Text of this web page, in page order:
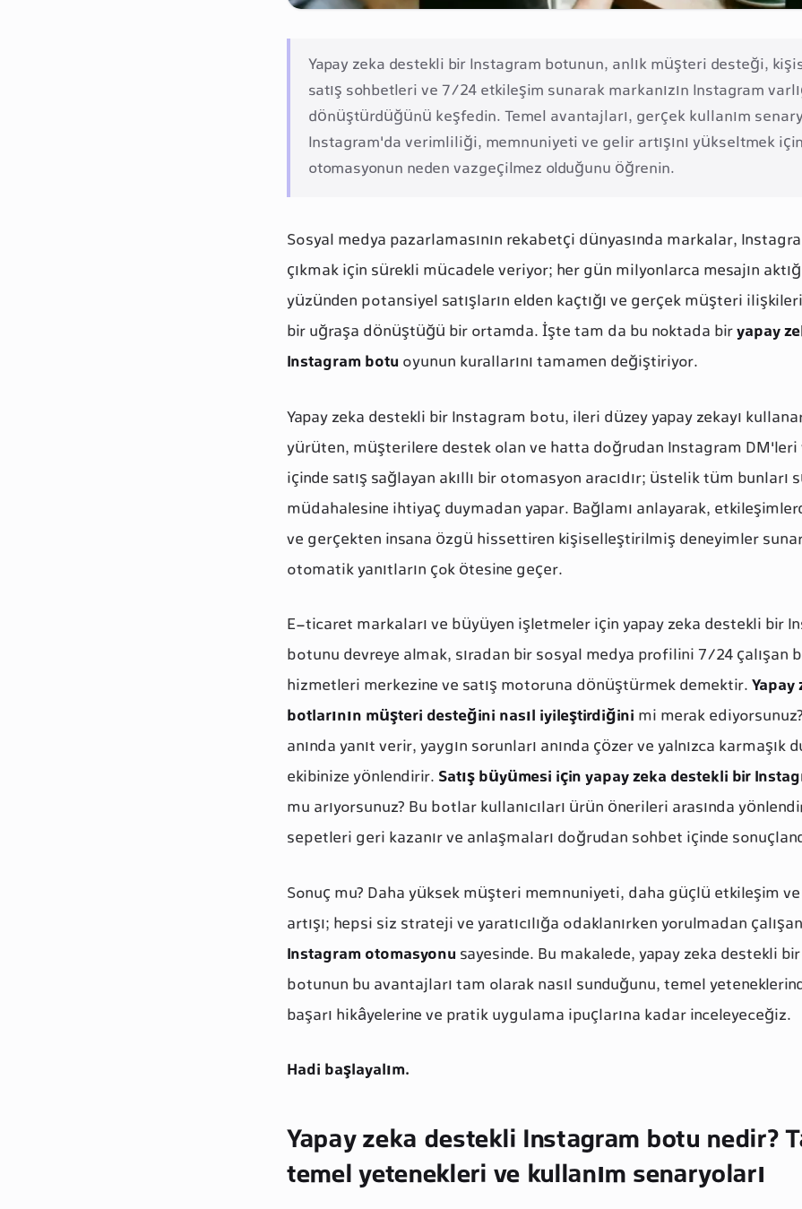
Yapay zeka destekli bir Instagram botunun, anlık müşteri desteği,
satış sohbetleri ve 7/24 etkileşim sunarak markanızın Instagram
dönüştürdüğünü keşfedin. Temel avantajları, gerçek kullanım
Instagram'da verimliliği, memnuniyeti ve gelir artışını yükseltmek için
otomasyonun neden vazgeçilmez olduğunu öğrenin.
Sosyal medya pazarlamasının rekabetçi dünyasında markalar,
çıkmak için sürekli mücadele veriyor; her gün milyonlarca mesajın
yüzünden potansiyel satışların elden kaçtığı ve gerçek müşteri
bir uğraşa dönüştüğü bir ortamda. İşte tam da bu noktada biryapay
Instagram botu oyunun kurallarını tamamen değiştiriyor.
Yapay zeka destekli bir Instagram botu, ileri düzey yapay zekayı
yürüten, müşterilere destek olan ve hatta doğrudan Instagram DM'leri
içinde satış sağlayan akıllı bir otomasyon aracıdır; üstelik tüm bunları
müdahalesine ihtiyaç duymadan yapar. Bağlamı anlayarak,
ve gerçekten insana özgü hissettiren kişiselleştirilmiş deneyimler
otomatik yanıtların çok ötesine geçer.
E-ticaret markaları ve büyüyen işletmeler için yapay zeka destekli bir
botunu devreye almak, sıradan bir sosyal medya profilini 7/24 çalışan
hizmetleri merkezine ve satış motoruna dönüştürmek demektir.
botlarının müşteri desteğini nasıl iyileştirdiğini mi merak
anında yanıt verir, yaygın sorunları anında çözer ve yalnızca karmaşık
ekibinize yönlendirir. Satış büyümesi için yapay zeka destekli bir
mu arıyorsunuz? Bu botlar kullanıcıları ürün önerileri arasında
sepetleri geri kazanır ve anlaşmaları doğrudan sohbet içinde
Sonuç mu? Daha yüksek müşteri memnuniyeti, daha güçlü etkileşim
artışı; hepsi siz strateji ve yaratıcılığa odaklanırken yorulmadan çalışan
Instagram otomasyonu sayesinde. Bu makalede, yapay zeka destekli
botunun bu avantajları tam olarak nasıl sunduğunu, temel
başarı hikâyelerine ve pratik uygulama ipuçlarına kadar inceleyeceğiz.
Hadi başlayalım.
Yapay zeka destekli Instagram botu nedir?
temel yetenekleri ve kullanım senaryoları